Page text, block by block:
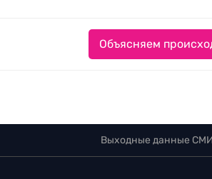
Объясняем
Выходные данные СМИ